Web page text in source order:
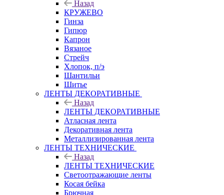
Назад
КРУЖЕВО
Гинза
Гипюр
Капрон
Вязаное
Стрейч
Хлопок, п/э
Шантильи
Шитье
ЛЕНТЫ ДЕКОРАТИВНЫЕ
Назад
ЛЕНТЫ ДЕКОРАТИВНЫЕ
Атласная лента
Декоративная лента
Металлизированная лента
ЛЕНТЫ ТЕХНИЧЕСКИЕ
Назад
ЛЕНТЫ ТЕХНИЧЕСКИЕ
Светоотражающие ленты
Косая бейка
Брючная